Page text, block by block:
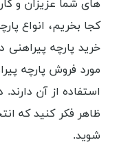
های شما عزیزان و
کجا بخریم، انواع
خرید پارچه پیراهنی
مورد فروش پارچه
استفاده از آن
ظاهر فکر کنید که
شوید.